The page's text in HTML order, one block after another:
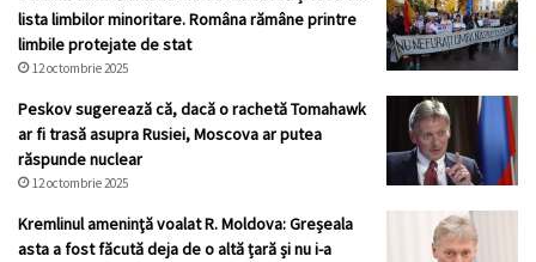
lista limbilor minoritare. Româna rămâne printre
limbile protejate de stat
12 octombrie 2025
Peskov sugerează că, dacă o rachetă Tomahawk
ar fi trasă asupra Rusiei, Moscova ar putea
răspunde nuclear
12 octombrie 2025
Kremlinul ameninţă voalat R. Moldova: Greșeala
asta a fost făcută deja de o altă țară și nu i-a